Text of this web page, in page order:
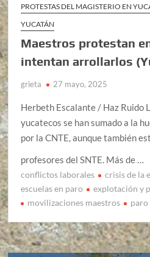
PROTESTAS DEL MAGISTERIO EN
YUCATÁN
Maestros protestan
intentan arrollarlos
grieta 27 mayo, 2025
Herbeth Escalante / Haz Ruido
yucatecos se han sumado a la
por la CNTE, aunque también
profesores del SNTE. Más de …
conflictos laborales
crisis de la
escuelas en paro
explotación y
movilizaciones maestros